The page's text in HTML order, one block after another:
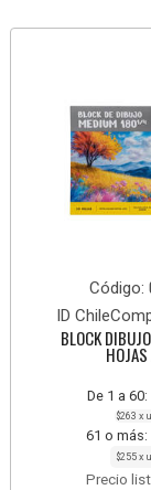
Código:
ID
BLOCK
De 1 a 60:
$263 x
61 o más:
$255 x
Precio